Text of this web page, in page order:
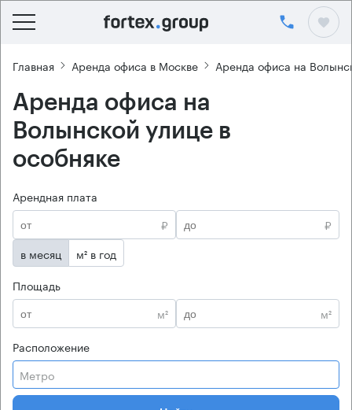
Главная Аренда офиса в Москве Аренда офиса на
Аренда офиса на
Волынской улице в
особняке
Арендная плата
₽
₽
в месяц
м² в год
Площадь
м²
м²
Расположение
Метро